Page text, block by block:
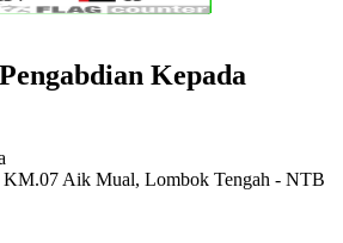
Kepada
KM.07 Aik Mual, Lombok Tengah - NTB